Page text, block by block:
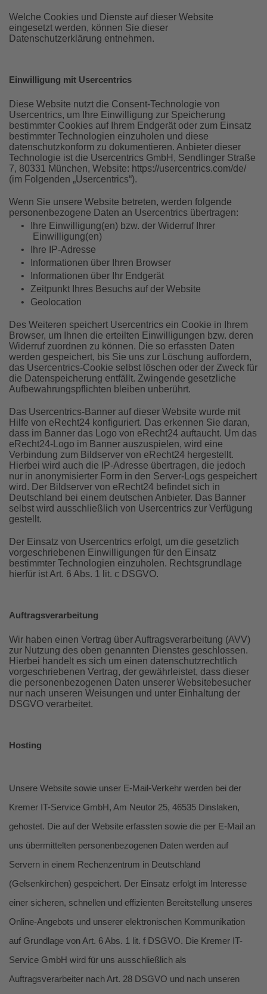
Welche Cookies und Dienste auf dieser Website
eingesetzt werden, können Sie dieser
Datenschutzerklärung entnehmen.
Einwilligung mit Usercentrics
Diese Website nutzt die Consent-Technologie von
Usercentrics, um Ihre Einwilligung zur Speicherung
bestimmter Cookies auf Ihrem Endgerät oder zum Einsatz
bestimmter Technologien einzuholen und diese
datenschutzkonform zu dokumentieren. Anbieter dieser
Technologie ist die Usercentrics GmbH, Sendlinger Straße
7, 80331 München, Website: https://usercentrics.com/de/
(im Folgenden „Usercentrics“).
Wenn Sie unsere Website betreten, werden folgende
personenbezogene Daten an Usercentrics übertragen:
•
Ihre Einwilligung(en) bzw. der Widerruf Ihrer
Einwilligung(en)
•
Ihre IP-Adresse
•
Informationen über Ihren Browser
•
Informationen über Ihr Endgerät
•
Zeitpunkt Ihres Besuchs auf der Website
•
Geolocation
Des Weiteren speichert Usercentrics ein Cookie in Ihrem
Browser, um Ihnen die erteilten Einwilligungen bzw. deren
Widerruf zuordnen zu können. Die so erfassten Daten
werden gespeichert, bis Sie uns zur Löschung auffordern,
das Usercentrics-Cookie selbst löschen oder der Zweck für
die Datenspeicherung entfällt. Zwingende gesetzliche
Aufbewahrungspflichten bleiben unberührt.
Das Usercentrics-Banner auf dieser Website wurde mit
Hilfe von eRecht24 konfiguriert. Das erkennen Sie daran,
dass im Banner das Logo von eRecht24 auftaucht. Um das
eRecht24-Logo im Banner auszuspielen, wird eine
Verbindung zum Bildserver von eRecht24 hergestellt.
Hierbei wird auch die IP-Adresse übertragen, die jedoch
nur in anonymisierter Form in den Server-Logs gespeichert
wird. Der Bildserver von eRecht24 befindet sich in
Deutschland bei einem deutschen Anbieter. Das Banner
selbst wird ausschließlich von Usercentrics zur Verfügung
gestellt.
Der Einsatz von Usercentrics erfolgt, um die gesetzlich
vorgeschriebenen Einwilligungen für den Einsatz
bestimmter Technologien einzuholen. Rechtsgrundlage
hierfür ist Art. 6 Abs. 1 lit. c DSGVO.
Auftragsverarbeitung
Wir haben einen Vertrag über Auftragsverarbeitung (AVV)
zur Nutzung des oben genannten Dienstes geschlossen.
Hierbei handelt es sich um einen datenschutzrechtlich
vorgeschriebenen Vertrag, der gewährleistet, dass dieser
die personenbezogenen Daten unserer Websitebesucher
nur nach unseren Weisungen und unter Einhaltung der
DSGVO verarbeitet.
Hosting
Unsere Website sowie unser E-Mail-Verkehr werden bei der
Kremer IT-Service GmbH, Am Neutor 25, 46535 Dinslaken,
gehostet. Die auf der Website erfassten sowie die per E-Mail an
uns übermittelten personenbezogenen Daten werden auf
Servern in einem Rechenzentrum in Deutschland
(Gelsenkirchen) gespeichert. Der Einsatz erfolgt im Interesse
einer sicheren, schnellen und effizienten Bereitstellung unseres
Online-Angebots und unserer elektronischen Kommunikation
auf Grundlage von Art. 6 Abs. 1 lit. f DSGVO. Die Kremer IT-
Service GmbH wird für uns ausschließlich als
Auftragsverarbeiter nach Art. 28 DSGVO und nach unseren